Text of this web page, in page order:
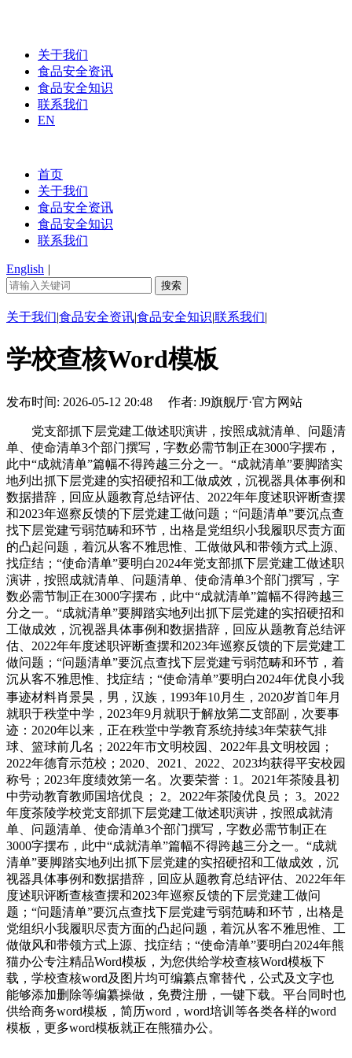
关于我们
食品安全资讯
食品安全知识
联系我们
EN
首页
关于我们
食品安全资讯
食品安全知识
联系我们
English |
关于我们|食品安全资讯|食品安全知识|联系我们|
学校查核Word模板
发布时间: 2026-05-12 20:48 作者: J9旗舰厅·官方网站
党支部抓下层党建工做述职演讲，按照成就清单、问题清
单、使命清单3个部门撰写，字数必需节制正在3000字摆布，
此中“成就清单”篇幅不得跨越三分之一。“成就清单”要脚踏实
地列出抓下层党建的实招硬招和工做成效，沉视器具体事例和
数据措辞，回应从题教育总结评估、2022年年度述职评断查摆
和2023年巡察反馈的下层党建工做问题；“问题清单”要沉点查
找下层党建亏弱范畴和环节，出格是党组织小我履职尽责方面
的凸起问题，着沉从客不雅思惟、工做做风和带领方式上源、
找症结；“使命清单”要明白2024年党支部抓下层党建工做述职
演讲，按照成就清单、问题清单、使命清单3个部门撰写，字
数必需节制正在3000字摆布，此中“成就清单”篇幅不得跨越三
分之一。“成就清单”要脚踏实地列出抓下层党建的实招硬招和
工做成效，沉视器具体事例和数据措辞，回应从题教育总结评
估、2022年年度述职评断查摆和2023年巡察反馈的下层党建工
做问题；“问题清单”要沉点查找下层党建亏弱范畴和环节，着
沉从客不雅思惟、找症结；“使命清单”要明白2024年优良小我
事迹材料肖景昊，男，汉族，1993年10月生，2020岁首年月
就职于秩堂中学，2023年9月就职于解放第二支部副，次要事
迹：2020年以来，正在秩堂中学教育系统持续3年荣获气排
球、篮球前几名；2022年市文明校园、2022年县文明校园；
2022年德育示范校；2020、2021、2022、2023均获得平安校园
称号；2023年度绩效第一名。次要荣誉：1。2021年茶陵县初
中劳动教育教师国培优良； 2。2022年茶陵优良员； 3。2022
年度茶陵学校党支部抓下层党建工做述职演讲，按照成就清
单、问题清单、使命清单3个部门撰写，字数必需节制正在
3000字摆布，此中“成就清单”篇幅不得跨越三分之一。“成就
清单”要脚踏实地列出抓下层党建的实招硬招和工做成效，沉
视器具体事例和数据措辞，回应从题教育总结评估、2022年年
度述职评断查核查摆和2023年巡察反馈的下层党建工做问
题；“问题清单”要沉点查找下层党建亏弱范畴和环节，出格是
党组织小我履职尽责方面的凸起问题，着沉从客不雅思惟、工
做做风和带领方式上源、找症结；“使命清单”要明白2024年熊
猫办公专注精品Word模板，为您供给学校查核Word模板下
载，学校查核word及图片均可编纂点窜替代，公式及文字也
能够添加删除等编纂操做，免费注册，一键下载。平台同时也
供给商务word模板，简历word，word培训等各类各样的word
模板，更多word模板就正在熊猫办公。